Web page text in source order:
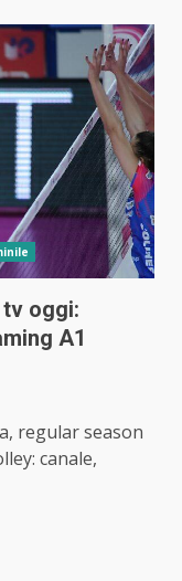
oggi:
A1
regular season
canale,